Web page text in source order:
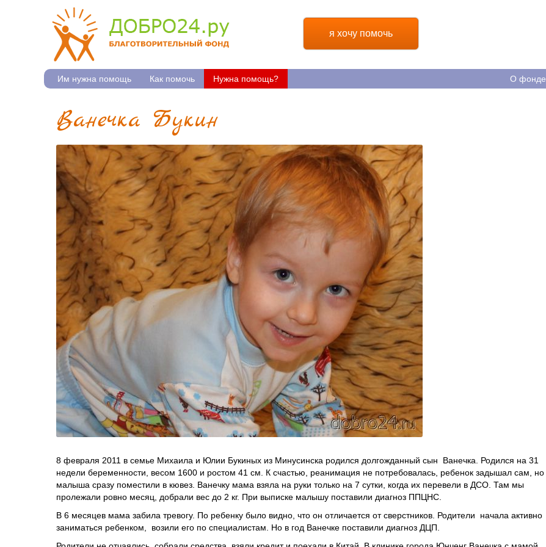
я хочу помочь
Им нужна помощь Как помочь Нужна помощь? О фонде
Ванечка Букин
8 февраля 2011 в семье Михаила и Юлии Букиных из Минусинска родился долгожданный сын Ванечка. Родился на 31
недели беременности, весом 1600 и ростом 41 см. К счастью, реанимация не потребовалась, ребенок задышал сам, но
малыша сразу поместили в кювез. Ванечку мама взяла на руки только на 7 сутки, когда их перевели в ДСО. Там мы
пролежали ровно месяц, добрали вес до 2 кг. При выписке малышу поставили диагноз ППЦНС.
В 6 месяцев мама забила тревогу. По ребенку было видно, что он отличается от сверстников. Родители начала активно
заниматься ребенком, возили его по специалистам. Но в год Ванечке поставили диагноз ДЦП.